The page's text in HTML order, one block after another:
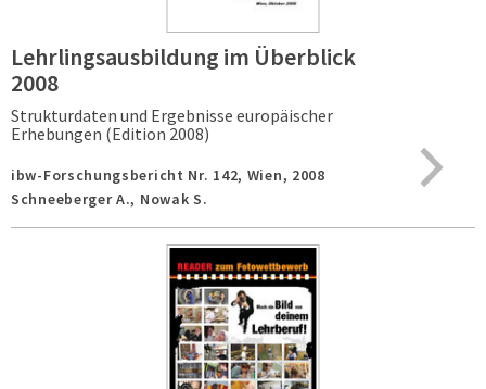
Lehrlingsausbildung im Überblick
2008
Strukturdaten und Ergebnisse europäischer
Erhebungen (Edition 2008)
ibw-Forschungsbericht Nr. 142, Wien, 2008
Schneeberger A., Nowak S.